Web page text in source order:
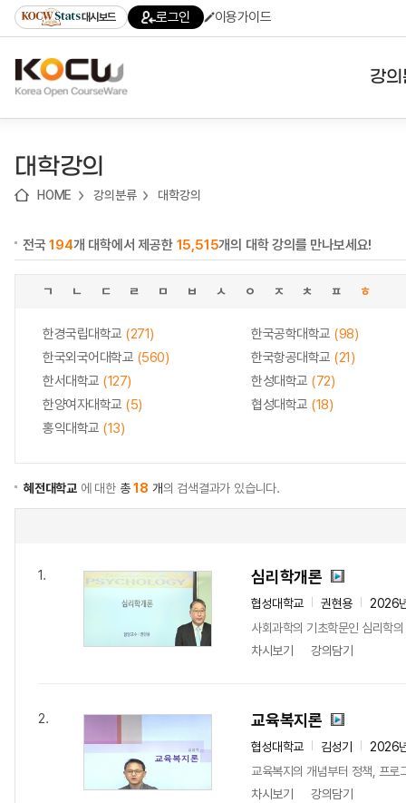
기
기
기
content)
가
대시보드 로그인 이용가이드
강
대학강의
HOME 강의분류 대학강의
전국194개 대학에서 제공한 15,515개의 대학 강의를 만나보세요!
ㄱ ㄴ ㄷ ㄹ ㅁ ㅂ ㅅ ㅇ ㅈ ㅊ ㅍ ㅎ
한경국립대학교 (271) 한국공학대학교 (98)
한국외국어대학교 (560) 한국항공대학교 (21)
한서대학교 (127) 한성대학교 (72)
한양여자대학교 (5) 협성대학교 (18)
홍익대학교 (13)
혜전대학교 에 대한 총18 개의 검색결과가 있습니다.
1. 심리학개론
협성대학교 권현용
2026
사회과학의 기초학문인 심리학
차시보기
강의담기
2. 교육복지론
협성대학교 김성기
2026
교육복지의 개념부터 정책, 프로
차시보기
강의담기